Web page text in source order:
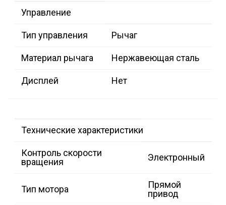
Управление
Тип управления Рычаг
Материал рычага Нержавеющая сталь
Дисплей Нет
Технические характеристики
Контроль скорости
вращения
Электронный
Тип мотора
Прямой
привод